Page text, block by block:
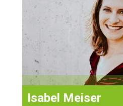
Isabel Meiser